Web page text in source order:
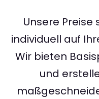
Unsere
individuell auf
Wir bieten
und